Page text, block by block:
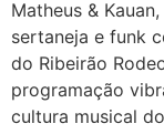
Matheus &
sertaneja e funk
do Ribeirão
programação
cultura musical